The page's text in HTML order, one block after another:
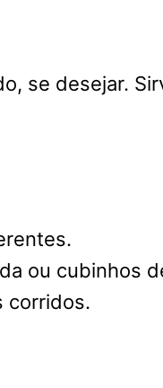
se desejar.
ou cubinhos
corridos.